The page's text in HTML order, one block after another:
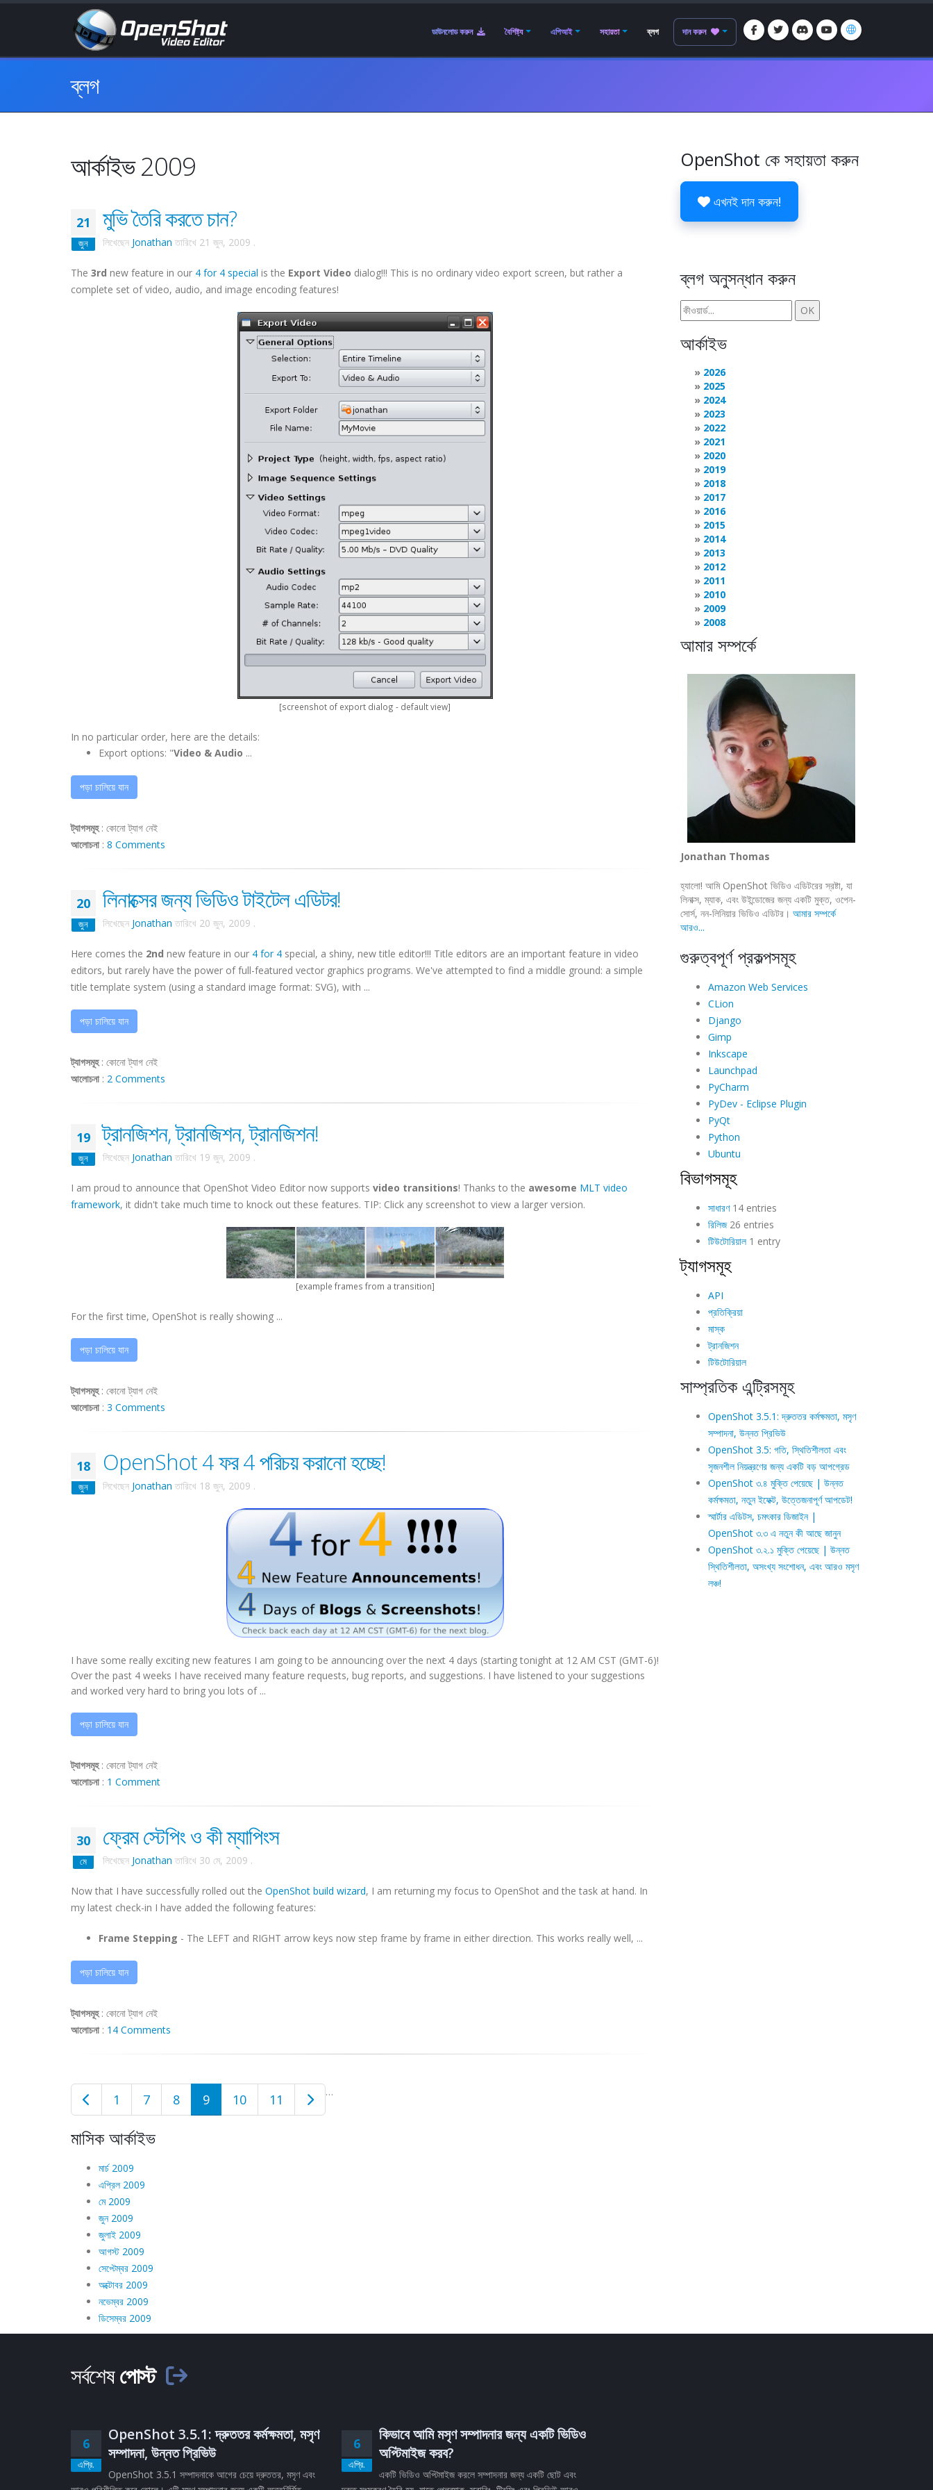
ডাউনলোড করুন বৈশিষ্ট্য এপিআই সহায়তা ব্লগ দান করুন
ব্লগ
আর্কাইভ 2009
21
জুন
মুভি তৈরি করতে চান?
লিখেছেন Jonathan তারিখে 21 জুন, 2009 .
The 3rd new feature in our 4 for 4 special is the Export Video dialog!!! This is no ordinary video export screen, but rather a
complete set of video, audio, and image encoding features!
[screenshot of export dialog - default view]
In no particular order, here are the details:
Export options: "Video & Audio ...
পড়া চালিয়ে যান
ট্যাগসমূহ: কোনো ট্যাগ নেই
আলোচনা: 8 Comments
20
জুন
লিনাক্সের জন্য ভিডিও টাইটেল এডিটর!
লিখেছেন Jonathan তারিখে 20 জুন, 2009 .
Here comes the 2nd new feature in our 4 for 4 special, a shiny, new title editor!!! Title editors are an important feature in video
editors, but rarely have the power of full-featured vector graphics programs. We've attempted to find a middle ground: a simple
title template system (using a standard image format: SVG), with ...
পড়া চালিয়ে যান
ট্যাগসমূহ: কোনো ট্যাগ নেই
আলোচনা: 2 Comments
19
জুন
ট্রানজিশন, ট্রানজিশন, ট্রানজিশন!
লিখেছেন Jonathan তারিখে 19 জুন, 2009 .
I am proud to announce that OpenShot Video Editor now supports video transitions! Thanks to the awesome MLT video
framework, it didn't take much time to knock out these features. TIP: Click any screenshot to view a larger version.
[example frames from a transition]
For the first time, OpenShot is really showing ...
পড়া চালিয়ে যান
ট্যাগসমূহ: কোনো ট্যাগ নেই
আলোচনা: 3 Comments
18
জুন
OpenShot 4 ফর 4 পরিচয় করানো হচ্ছে!
লিখেছেন Jonathan তারিখে 18 জুন, 2009 .
I have some really exciting new features I am going to be announcing over the next 4 days (starting tonight at 12 AM CST (GMT-6)!
Over the past 4 weeks I have received many feature requests, bug reports, and suggestions. I have listened to your suggestions
and worked very hard to bring you lots of ...
পড়া চালিয়ে যান
ট্যাগসমূহ: কোনো ট্যাগ নেই
আলোচনা: 1 Comment
30
মে
ফ্রেম স্টেপিং ও কী ম্যাপিংস
লিখেছেন Jonathan তারিখে 30 মে, 2009 .
Now that I have successfully rolled out the OpenShot build wizard, I am returning my focus to OpenShot and the task at hand. In
my latest check-in I have added the following features:
Frame Stepping - The LEFT and RIGHT arrow keys now step frame by frame in either direction. This works really well, ...
পড়া চালিয়ে যান
ট্যাগসমূহ: কোনো ট্যাগ নেই
আলোচনা: 14 Comments
1 …
7 8 9 10 11
মাসিক আর্কাইভ
মার্চ 2009
এপ্রিল 2009
মে 2009
জুন 2009
জুলাই 2009
আগস্ট 2009
সেপ্টেম্বর 2009
অক্টোবর 2009
নভেম্বর 2009
ডিসেম্বর 2009
OpenShot কে সহায়তা করুন
এখনই দান করুন!
ব্লগ অনুসন্ধান করুন
আর্কাইভ
2026
2025
2024
2023
2022
2021
2020
2019
2018
2017
2016
2015
2014
2013
2012
2011
2010
2009
2008
আমার সম্পর্কে
Jonathan Thomas
হ্যালো! আমি OpenShot ভিডিও এডিটরের স্রষ্টা, যা
লিনাক্স, ম্যাক, এবং উইন্ডোজের জন্য একটি মুক্ত, ওপেন-
সোর্স, নন-লিনিয়ার ভিডিও এডিটর। আমার সম্পর্কে
আরও...
গুরুত্বপূর্ণ প্রকল্পসমূহ
Amazon Web Services
CLion
Django
Gimp
Inkscape
Launchpad
PyCharm
PyDev - Eclipse Plugin
PyQt
Python
Ubuntu
বিভাগসমূহ
সাধারণ14 entries
রিলিজ26 entries
টিউটোরিয়াল1 entry
ট্যাগসমূহ
API
প্রতিক্রিয়া
মাস্ক
ট্রানজিশন
টিউটোরিয়াল
সাম্প্রতিক এন্ট্রিসমূহ
OpenShot 3.5.1: দ্রুততর কর্মক্ষমতা, মসৃণ
সম্পাদনা, উন্নত প্রিভিউ
OpenShot 3.5: গতি, স্থিতিশীলতা এবং
সৃজনশীল নিয়ন্ত্রণের জন্য একটি বড় আপগ্রেড
OpenShot ৩.৪ মুক্তি পেয়েছে | উন্নত
কর্মক্ষমতা, নতুন ইফেক্ট, উত্তেজনাপূর্ণ আপডেট!
স্মার্টার এডিটস, চমৎকার ডিজাইন |
OpenShot ৩.৩ এ নতুন কী আছে জানুন
OpenShot ৩.২.১ মুক্তি পেয়েছে | উন্নত
স্থিতিশীলতা, অসংখ্য সংশোধন, এবং আরও মসৃণ
লঞ্চ!
সর্বশেষপোস্ট
6
এপ্রি.
OpenShot 3.5.1: দ্রুততর কর্মক্ষমতা, মসৃণ
সম্পাদনা, উন্নত প্রিভিউ
OpenShot 3.5.1 সম্পাদনাকে আগের চেয়ে দ্রুততর, মসৃণ এবং
6
এপ্রি.
কিভাবে আমি মসৃণ সম্পাদনার জন্য একটি ভিডিও
অপ্টিমাইজ করব?
একটি ভিডিও অপ্টিমাইজ করলে সম্পাদনার জন্য একটি ছোট এবং